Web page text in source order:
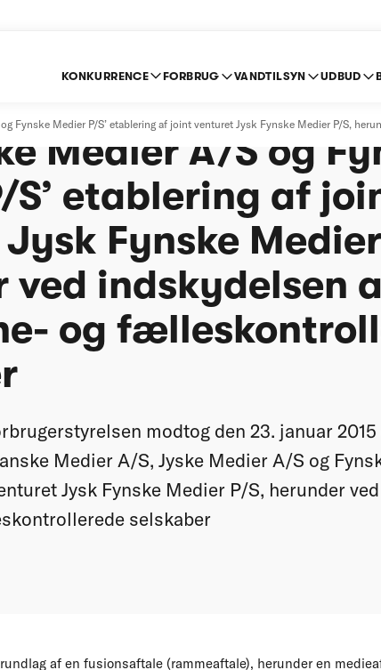
KONKURRENCE FORBRUG VANDTILSYN UDBUD
Fynske Medier P/S’ etablering af joint venturet Jysk Fynske Medier P/S,
Medier A/S og
S’ etablering af
Fynske
ved indskydelsen
og
modtog den 23. januar
Medier A/S, Jyske Medier A/S og
Jysk Fynske Medier P/S, herunder
selskaber
af en fusionsaftale (rammeaftale), herunder en